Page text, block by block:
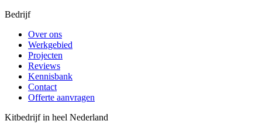
Bedrijf
Over ons
Werkgebied
Projecten
Reviews
Kennisbank
Contact
Offerte aanvragen
Kitbedrijf in heel Nederland